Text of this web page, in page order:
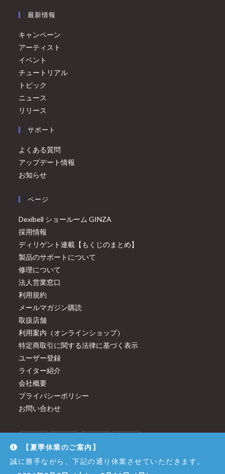
最新情報
キャンペーン
アーティスト
イベント
チュートリアル
トピック
ニュース
リリース
サポート
よくある質問
アップデート情報
お知らせ
ページ
Dexibell ショールーム GINZA
採用情報
ディリゲント連載【もくじのまとめ】
製品のサポートについて
修理について
法人営業窓口
利用規約
メールマガジン購読
取扱店舗
利用案内（オンラインショップ）
特定商取引に関する法律に基づく表示
ユーザー登録
ライター紹介
会社概要
プライバシーポリシー
お問い合わせ
【夏季休業のご案内】
誠に勝手ながら、下記の通り休業させていただきます。